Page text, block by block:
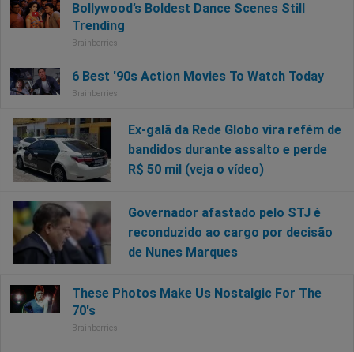
Ex-galã da Rede Globo vira refém de
bandidos durante assalto e perde
R$ 50 mil (veja o vídeo)
Governador afastado pelo STJ é
reconduzido ao cargo por decisão
de Nunes Marques